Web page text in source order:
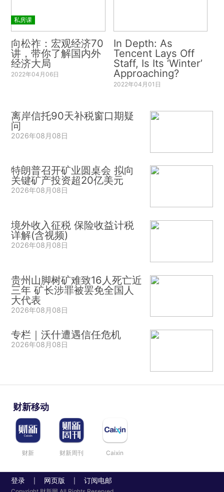
私房课
向松祚：宏观经济70
讲，带你了解国内外
经济大局
2022年04月06日
In Depth: As
Tencent Lays Off
Staff, Is Its ‘Winter’
Approaching?
2022年04月01日
离岸信托90天补税窗口期疑
问
2026年08月08日
特朗普召开矿业圆桌会 拟向
关键矿产投资超20亿美元
2026年08月08日
境外收入征税 保险收益计税
详解(含视频)
2026年08月08日
贵州山脚树矿难致16人死亡近
三年 矿长涉罪被罢免全国人
大代表
2026年08月08日
专栏｜沃什遭遇信任危机
2026年08月08日
财新移动
财新 财新周刊 Caixin
登录 网页版 订阅电邮